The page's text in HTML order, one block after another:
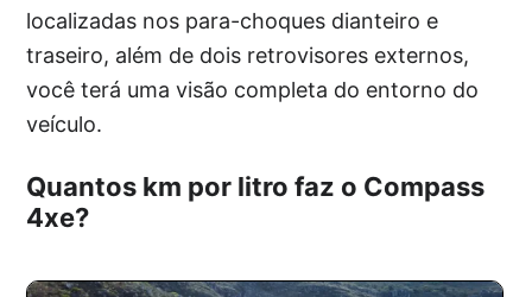
localizadas nos para-choques dianteiro e
traseiro, além de dois retrovisores externos,
você terá uma visão completa do entorno do
veículo.
Quantos km por litro faz o Compass
4xe?